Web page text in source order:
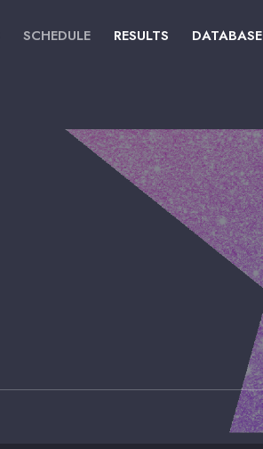
SCHEDULE RESULTS DATABASE